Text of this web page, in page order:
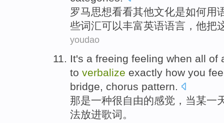
罗马思想看看其他文化是如何用
些词汇可以丰富英语语言， 他把
youdao
It's a freeing feeling when all of
to verbalize exactly how you
bridge, chorus pattern.
那是一种很自由的感觉 ， 当某一
法放进歌词 。